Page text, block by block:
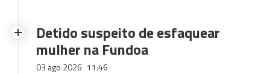
Detido suspeito de esfaquear
mulher na Fundoa
03 ago 2026 11:46